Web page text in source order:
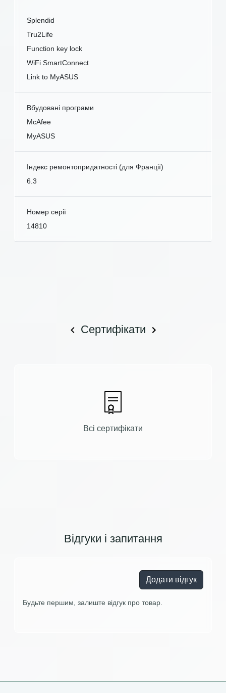
Splendid
Tru2Life
Function key lock
WiFi SmartConnect
Link to MyASUS
Вбудовані програми
McAfee
MyASUS
Індекс ремонтопридатності (для Франції)
6.3
Номер серії
14810
Сертифікати
Всі сертифікати
Відгуки і запитання
Додати відгук
Будьте першим, залиште відгук про товар.